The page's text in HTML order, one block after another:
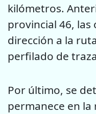
kilómetros.
provincial 46,
dirección a la
perfilado de
Por último, se
permanece en